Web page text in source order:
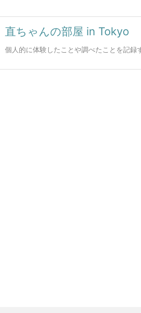
直ちゃんの部屋 in Tokyo
個人的に体験したことや調べたことを記録